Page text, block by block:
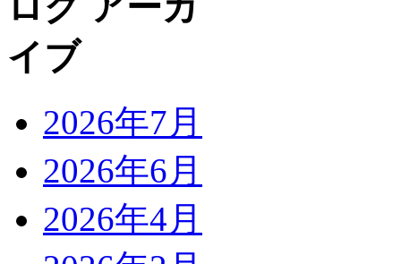
2026年7月
2026年6月
2026年4月